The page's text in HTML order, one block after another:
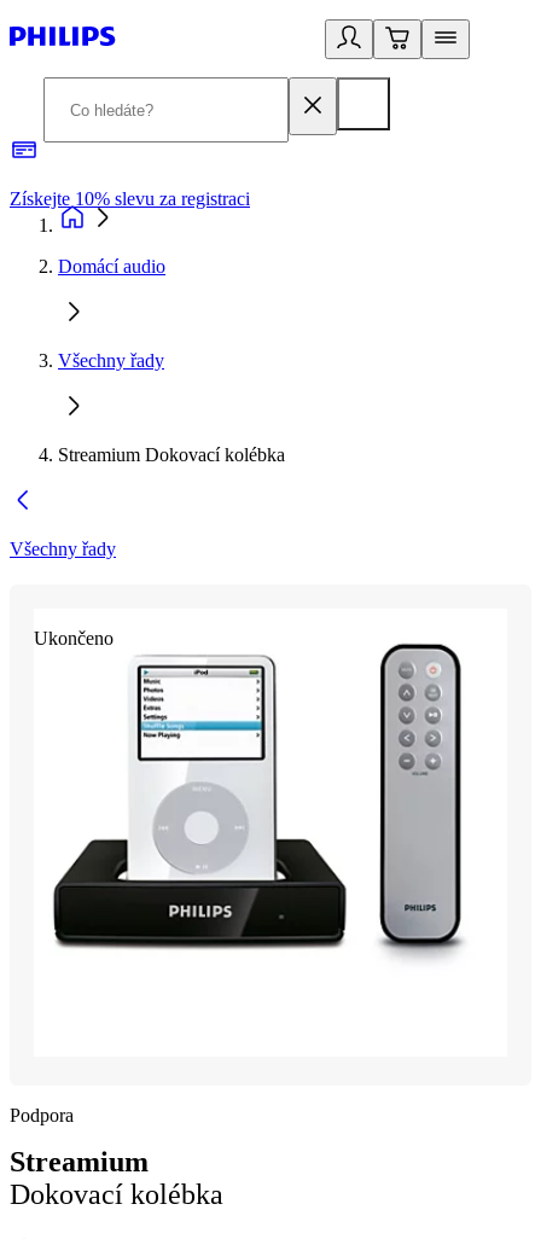
Získejte 10% slevu za registraci
Domácí audio
Všechny řady
Streamium Dokovací kolébka
Všechny řady
Ukončeno
Podpora
Streamium
Dokovací kolébka